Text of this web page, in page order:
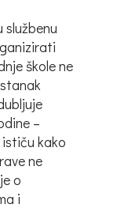
službenu
škole ne
–
kako
ne
o
i